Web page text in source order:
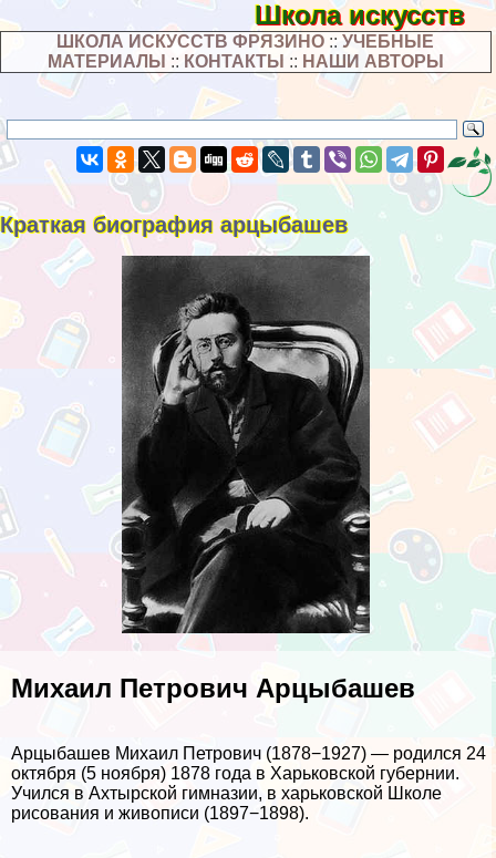
Школа искусств
ШКОЛА ИСКУССТВ ФРЯЗИНО ::УЧЕБНЫЕ
МАТЕРИАЛЫ :: КОНТАКТЫ :: НАШИ АВТОРЫ
Краткая биография арцыбашев
Михаил Петрович Арцыбашев
Арцыбашев Михаил Петрович (1878−1927) — родился 24
октября (5 ноября) 1878 года в Харьковской губернии.
Учился в Ахтырской гимназии, в харьковской Школе
рисования и живописи (1897−1898).